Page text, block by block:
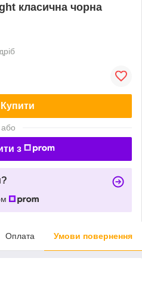
класична чорна
Купити
або
з
Оплата Умови повернення